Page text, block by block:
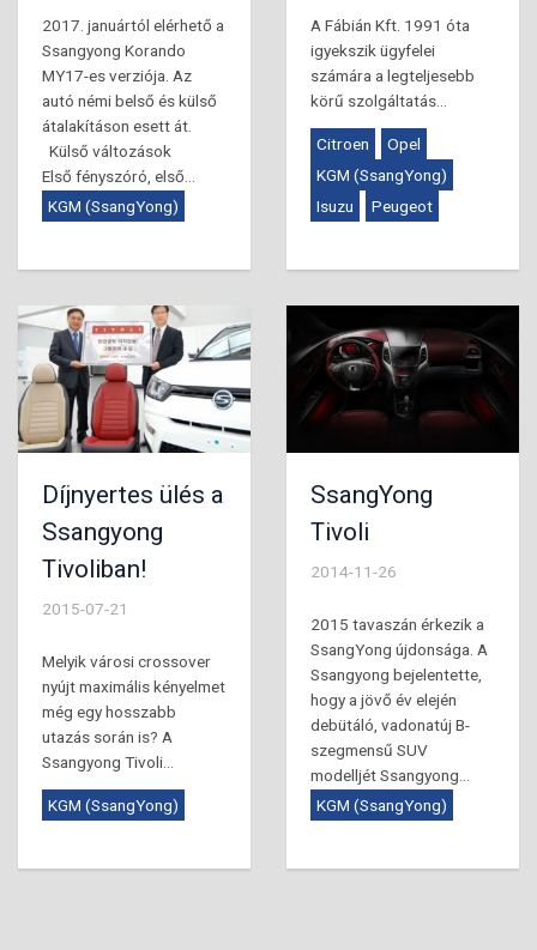
2017. januártól elérhető a
Ssangyong Korando
MY17-es verziója. Az
autó némi belső és külső
átalakításon esett át.
Külső változások
Első fényszóró, első...
KGM (SsangYong)
A Fábián Kft. 1991 óta
igyekszik ügyfelei
számára a legteljesebb
körű szolgáltatás...
Citroen
Opel
KGM (SsangYong)
Isuzu
Peugeot
Díjnyertes ülés a
Ssangyong
Tivoliban!
2015-07-21
Melyik városi crossover
nyújt maximális kényelmet
még egy hosszabb
utazás során is? A
Ssangyong Tivoli...
KGM (SsangYong)
SsangYong
Tivoli
2014-11-26
2015 tavaszán érkezik a
SsangYong újdonsága. A
Ssangyong bejelentette,
hogy a jövő év elején
debütáló, vadonatúj B-
szegmensű SUV
modelljét Ssangyong...
KGM (SsangYong)